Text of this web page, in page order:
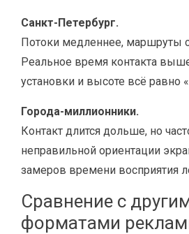
Санкт-Петербург.
Потоки медленнее, маршруты
Реальное время контакта
установки и высоте всё равно
Города-миллионники.
Контакт длится дольше, но
неправильной ориентации
замеров времени восприятия
Сравнение с
форматами